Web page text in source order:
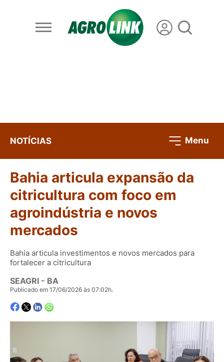
NOTÍCIAS Menu
Bahia articula expansão da
citricultura com foco em
agroindústria e novos
mercados
Bahia articula investimentos e novos mercados para
fortalecer a citricultura
SEAGRI - BA
Publicado em 17/06/2026 às 07:02h.